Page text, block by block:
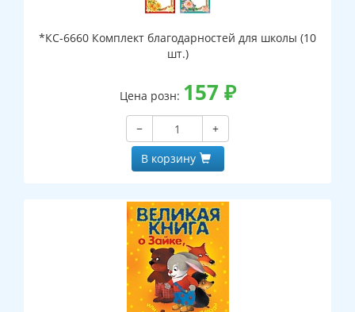
*КС-6660 Комплект благодарностей для школы (10
шт.)
Цена розн: 157 ₽
−
+
В корзину